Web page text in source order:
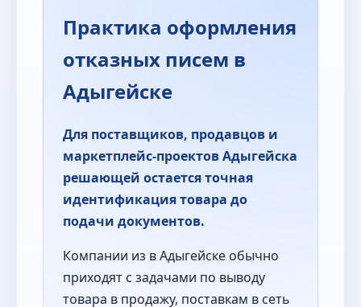
Практика оформления
отказных писем в
Адыгейске
Для поставщиков, продавцов и
маркетплейс-проектов Адыгейска
решающей остается точная
идентификация товара до
подачи документов.
Компании из в Адыгейске обычно
приходят с задачами по выводу
товара в продажу, поставкам в сеть